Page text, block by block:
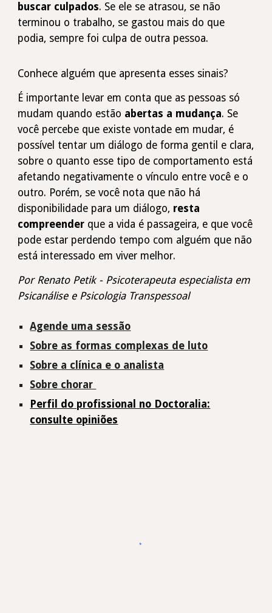
buscar culpados. Se ele se atrasou, se não
terminou o trabalho, se gastou mais do que
podia, sempre foi culpa de outra pessoa.
Conhece alguém que apresenta esses sinais?
É importante levar em conta que as pessoas só
mudam quando estão abertas a mudança. Se
você percebe que existe vontade em mudar, é
possível tentar um diálogo de forma gentil e clara,
sobre o quanto esse tipo de comportamento está
afetando negativamente o vínculo entre você e o
outro. Porém, se você nota que não há
disponibilidade para um diálogo, resta
compreender que a vida é passageira, e que você
pode estar perdendo tempo com alguém que não
está interessado em viver melhor.
Por Renato Petik - Psicoterapeuta especialista em
Psicanálise e Psicologia Transpessoal
Agende uma sessão
Sobre as formas complexas de luto
Sobre a clínica e o analista
Sobre chorar
Perfil do profissional no Doctoralia:
consulte opiniões